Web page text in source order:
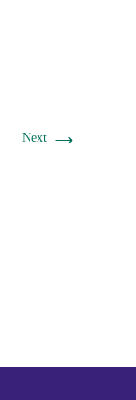
Next →